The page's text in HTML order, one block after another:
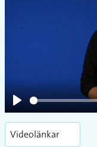
Play
Videolänkar